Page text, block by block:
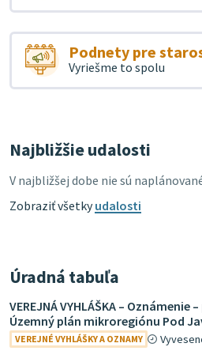
Podnety pre
Vyriešme to spolu
Najbližšie udalosti
V najbližšej dobe nie sú
Zobraziť všetkyudalosti
Úradná tabuľa
VEREJNÁ VYHLÁŠKA –
Územný plán mikroregiónu Pod
VEREJNÉ VYHLÁŠKY A OZNAMY